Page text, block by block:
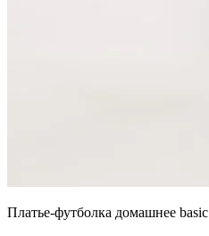
Платье-футболка домашнее basic